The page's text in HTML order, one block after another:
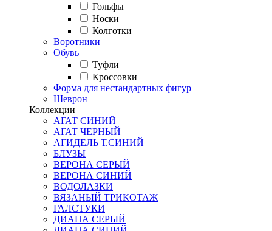
Гольфы
Носки
Колготки
Воротники
Обувь
Туфли
Кроссовки
Форма для нестандартных фигур
Шеврон
Коллекции
АГАТ СИНИЙ
АГАТ ЧЕРНЫЙ
АГИДЕЛЬ Т.СИНИЙ
БЛУЗЫ
ВЕРОНА СЕРЫЙ
ВЕРОНА СИНИЙ
ВОДОЛАЗКИ
ВЯЗАНЫЙ ТРИКОТАЖ
ГАЛСТУКИ
ДИАНА СЕРЫЙ